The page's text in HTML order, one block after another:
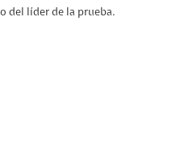
del líder de la prueba.